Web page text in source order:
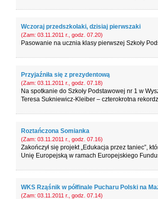
Wczoraj przedszkolaki, dzisiaj pierwszaki
(Zam: 03.11.2011 r., godz. 07.20)
Pasowanie na ucznia klasy pierwszej Szkoły
Przyjaźniła się z prezydentową
(Zam: 03.11.2011 r., godz. 07.18)
Na spotkanie do Szkoły Podstawowej nr 1 w
Teresa Sukniewicz-Kleiber – czterokrotna
Roztańczona Somianka
(Zam: 03.11.2011 r., godz. 07.16)
Zakończył się projekt „Edukacja przez taniec”,
Unię Europejską w ramach Europejskiego
WKS Rząśnik w półfinale Pucharu Polski na
(Zam: 03.11.2011 r., godz. 07.14)